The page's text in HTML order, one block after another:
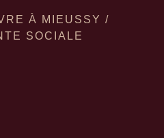
À MIEUSSY /
SOCIALE